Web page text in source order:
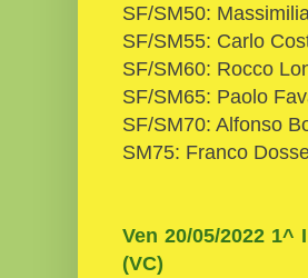
SF/SM50:
SF/SM55: Carlo
SF/SM60: Rocco
SF/SM65: Paolo
SF/SM70: Alfonso
SM75: Franco
Ven 20/05/2022
(VC)